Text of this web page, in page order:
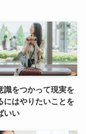
識をつかって現実を
にはやりたいことを
いい